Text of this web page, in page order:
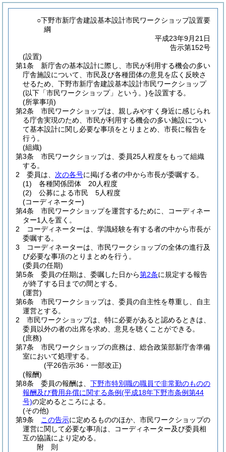
○下野市新庁舎建設基本設計市民ワークショップ設置要
綱
平成23年9月21日
告示第152号
(設置)
第1条
新庁舎の基本設計に際し、市民が利用する機会の多い
庁舎施設について、市民及び各種団体の意見を広く反映さ
せるため、下野市新庁舎建設基本設計市民ワークショップ
(以下「市民ワークショップ」という。)を設置する。
(所掌事項)
第2条
市民ワークショップは、親しみやすく身近に感じられ
る庁舎実現のため、市民が利用する機会の多い施設につい
て基本設計に関し必要な事項をとりまとめ、市長に報告を
行う。
(組織)
第3条
市民ワークショップは、委員25人程度をもって組織
する。
2
委員は、 次の各号に掲げる者の中から市長が委嘱する。
(1)
各種関係団体 20人程度
(2)
公募による市民 5人程度
(コーディネーター)
第4条
市民ワークショップを運営するために、コーディネー
ター1人を置く。
2
コーディネーターは、学識経験を有する者の中から市長が
委嘱する。
3
コーディネーターは、市民ワークショップの全体の進行及
び必要な事項のとりまとめを行う。
(委員の任期)
第5条
委員の任期は、委嘱した日から第2条に規定する報告
が終了する日までの間とする。
(運営)
第6条
市民ワークショップは、委員の自主性を尊重し、自主
運営とする。
2
市民ワークショップは、特に必要があると認めるときは、
委員以外の者の出席を求め、意見を聴くことができる。
(庶務)
第7条
市民ワークショップの庶務は、総合政策部新庁舎準備
室において処理する。
(平26告示36・一部改正)
(報酬)
第8条
委員の報酬は、 下野市特別職の職員で非常勤のものの
報酬及び費用弁償に関する条例(平成18年下野市条例第44
号)の定めるところによる。
(その他)
第9条
この告示に定めるもののほか、市民ワークショップの
運営に関して必要な事項は、コーディネーター及び委員相
互の協議により定める。
附 則